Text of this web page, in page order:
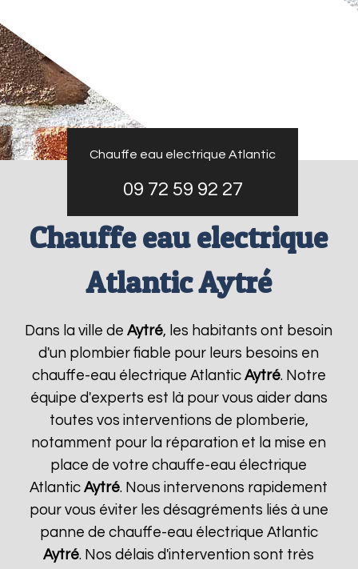
Chauffe eau electrique Atlantic
09 72 59 92 27
Chauffe eau electrique
Atlantic Aytré
Dans la ville deAytré, les habitants ont besoin
d'un plombier fiable pour leurs besoins en
chauffe-eau électrique Atlantic Aytré. Notre
équipe d'experts est là pour vous aider dans
toutes vos interventions de plomberie,
notamment pour la réparation et la mise en
place de votre chauffe-eau électrique
AtlanticAytré. Nous intervenons rapidement
pour vous éviter les désagréments liés à une
panne de chauffe-eau électrique Atlantic
Aytré. Nos délais d'intervention sont très